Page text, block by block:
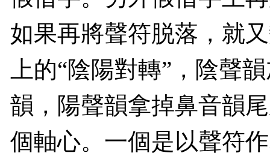
如果再將聲符脱落，就
上的“陰陽對轉”，陰聲
韻，陽聲韻拿掉鼻音韻
個軸心。一個是以聲符